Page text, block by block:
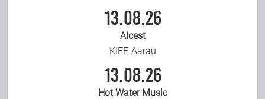
13.08.26
Alcest
KIFF, Aarau
13.08.26
Hot Water Music